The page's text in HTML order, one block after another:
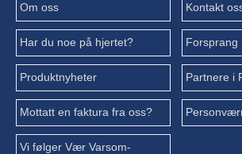
Om oss Kontakt
Har du noe på hjertet? Forsprang
Produktnyheter Partnere i
Mottatt en faktura fra oss?
Vi følger Vær Varsom-